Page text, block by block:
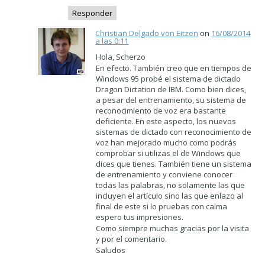
Responder
Christian Delgado von Eitzen on 16/08/2014
a las 0:11
Hola, Scherzo
En efecto. También creo que en tiempos de
Windows 95 probé el sistema de dictado
Dragon Dictation de IBM. Como bien dices,
a pesar del entrenamiento, su sistema de
reconocimiento de voz era bastante
deficiente. En este aspecto, los nuevos
sistemas de dictado con reconocimiento de
voz han mejorado mucho como podrás
comprobar si utilizas el de Windows que
dices que tienes. También tiene un sistema
de entrenamiento y conviene conocer
todas las palabras, no solamente las que
incluyen el artículo sino las que enlazo al
final de este si lo pruebas con calma
espero tus impresiones.
Como siempre muchas gracias por la visita
y por el comentario.
Saludos